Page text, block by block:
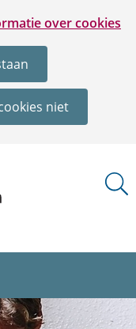
over cookies
niet